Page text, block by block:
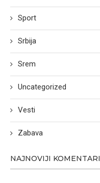
Sport
Srbija
Srem
Uncategorized
Vesti
Zabava
NAJNOVIJI KOMENTARI